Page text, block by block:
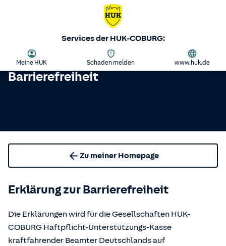
Services der HUK-COBURG:
Meine HUK Schaden melden www.huk.de
Barrierefreiheit
Zu meiner Homepage
Erklärung zur Barrierefreiheit
Die Erklärungen wird für die Gesellschaften HUK-
COBURG Haftpflicht-Unterstützungs-Kasse
kraftfahrender Beamter Deutschlands auf